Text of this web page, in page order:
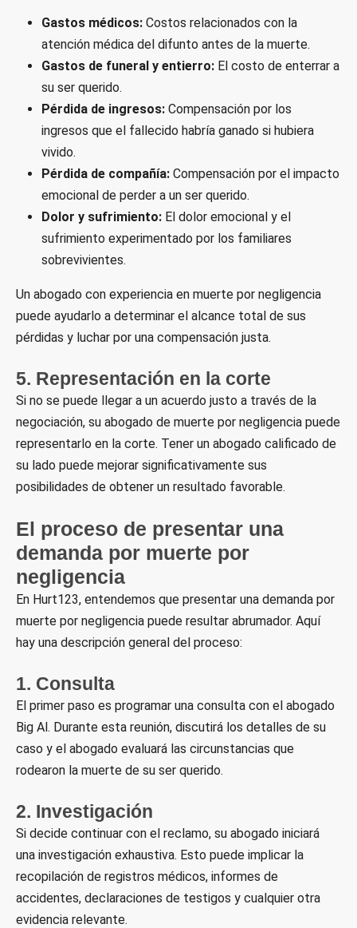
Gastos médicos: Costos relacionados con la
atención médica del difunto antes de la muerte.
Gastos de funeral y entierro: El costo de enterrar a
su ser querido.
Pérdida de ingresos: Compensación por los
ingresos que el fallecido habría ganado si hubiera
vivido.
Pérdida de compañía: Compensación por el impacto
emocional de perder a un ser querido.
Dolor y sufrimiento: El dolor emocional y el
sufrimiento experimentado por los familiares
sobrevivientes.
Un abogado con experiencia en muerte por negligencia
puede ayudarlo a determinar el alcance total de sus
pérdidas y luchar por una compensación justa.
5. Representación en la corte
Si no se puede llegar a un acuerdo justo a través de la
negociación, su abogado de muerte por negligencia puede
representarlo en la corte. Tener un abogado calificado de
su lado puede mejorar significativamente sus
posibilidades de obtener un resultado favorable.
El proceso de presentar una
demanda por muerte por
negligencia
En Hurt123, entendemos que presentar una demanda por
muerte por negligencia puede resultar abrumador. Aquí
hay una descripción general del proceso:
1. Consulta
El primer paso es programar una consulta con el abogado
Big Al. Durante esta reunión, discutirá los detalles de su
caso y el abogado evaluará las circunstancias que
rodearon la muerte de su ser querido.
2. Investigación
Si decide continuar con el reclamo, su abogado iniciará
una investigación exhaustiva. Esto puede implicar la
recopilación de registros médicos, informes de
accidentes, declaraciones de testigos y cualquier otra
evidencia relevante.